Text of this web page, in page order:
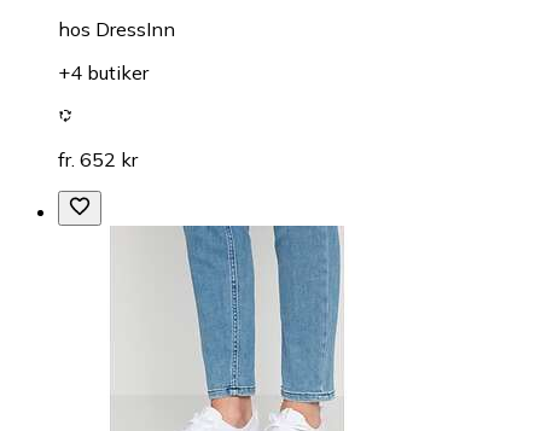
hos DressInn
+4 butiker
fr. 652 kr